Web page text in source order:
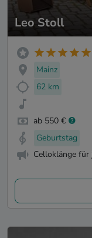
Leo Stoll
Mainz
62 km
ab 550 €
Geburtstag
Celloklänge für